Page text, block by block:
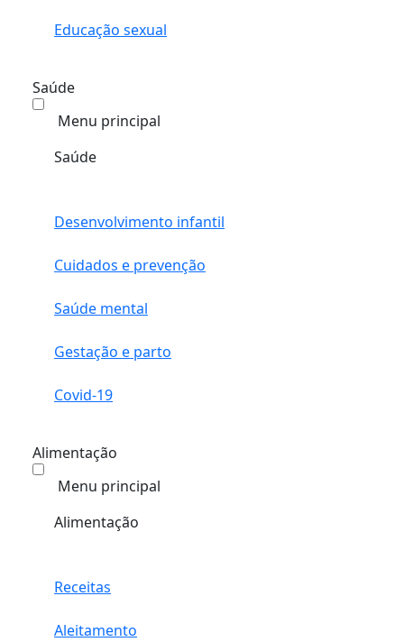
Educação sexual
Saúde
Menu principal
Saúde
Desenvolvimento infantil
Cuidados e prevenção
Saúde mental
Gestação e parto
Covid-19
Alimentação
Menu principal
Alimentação
Receitas
Aleitamento